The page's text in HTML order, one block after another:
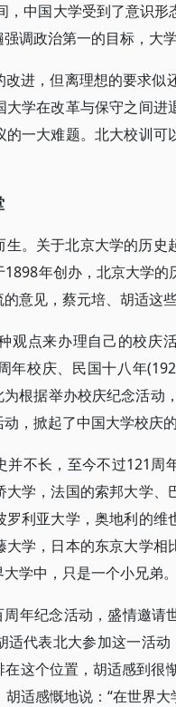
，中国大学受到了意识
调政治第一的目标，大
进，但离理想的要求
学在改革与保守之间
一大难题。北大校训
。关于北京大学的历
年创办，北京大学
意见，蔡元培、胡适这
观点来办理自己的校庆
年校庆、民国十八年
根据举办校庆纪念活动
，掀起了中国大学校庆
并不长，至今不过121周
学，法国的索邦大学
利亚大学，奥地利的
学，日本的东京大学
学中，只是一个小兄弟。
年纪念活动，盛情邀
代表北大参加这一活
这个位置，胡适感到很
适感慨地说：“在世界